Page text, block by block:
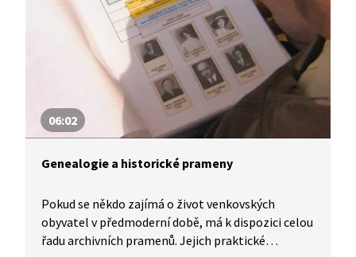
mladšího bratra pozdějšího krále a císaře Karla IV.
V pořadu historie.cs zjistíme podrobnosti nejen
o této pozoruhodné události, ale i o středověkých
lékařských znalostech a dovednostech.
06:02
Genealogie a historické prameny
Pokud se někdo zajímá o život venkovských
obyvatel v předmoderní době, má k dispozici celou
řadu archivních pramenů. Jejich praktické